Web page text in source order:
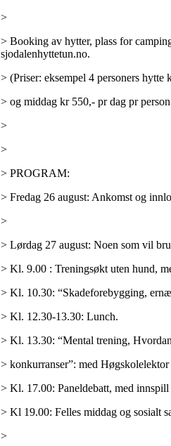
>
> Booking av hytter, plass for
sjodalenhyttetun.no.
> (Priser: eksempel 4 personers
> og middag kr 550,- pr dag pr
>
>
> PROGRAM:
> Fredag 26 august: Ankomst og
>
> Lørdag 27 august: Noen som vil
> Kl. 9.00 : Treningsøkt uten hund,
> Kl. 10.30: “Skadeforebygging,
> Kl. 12.30-13.30: Lunch.
> Kl. 13.30: “Mental trening,
> konkurranser”: med
> Kl. 17.00: Paneldebatt, med innspill
> Kl 19.00: Felles middag og sosialt
>